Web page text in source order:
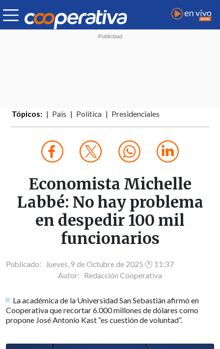
Tópicos: País Política Presidenciales
Economista Michelle
Labbé: No hay problema
en despedir 100 mil
funcionarios
Publicado: Jueves, 9 de Octubre de 2025 🕐 11:37
Autor: Redacción Cooperativa
La académica de la Universidad San Sebastián afirmó en
Cooperativa que recortar 6.000 millones de dólares como
propone José Antonio Kast “es cuestión de voluntad”.